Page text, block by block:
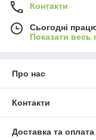
Контакти
Сьогодні
Показати весь
Про нас
Контакти
Доставка та оплата